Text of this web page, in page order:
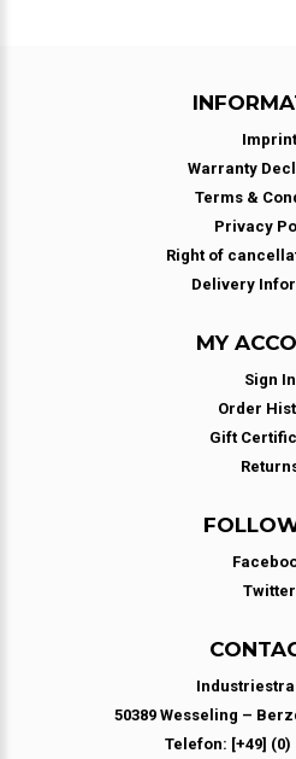
Imprint
Warranty
Terms &
Privacy
Right of
Delivery
MY
Sign In
Order
Gift
Twitter
50389 Wesseling –
Telefon: [+49] (0)